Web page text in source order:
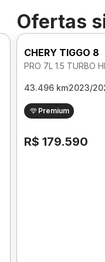
Ofertas
CHERY TIGGO 8
43.496 km2023/
Premium
R$ 179.590